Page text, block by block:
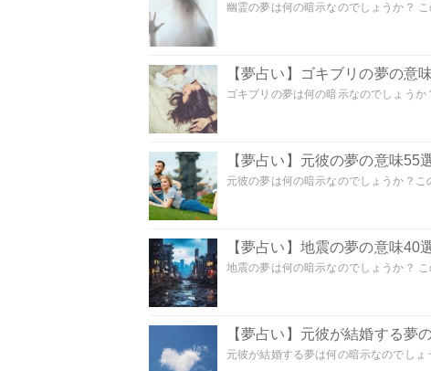
幽霊の夢は何の暗示なのでしょうか？
【夢占い】ゴキブリの夢の意
ゴキブリの夢は何の暗示なのでしょう
【夢占い】元彼の夢の意味55
元彼の夢は何の暗示なのでしょうか？
【夢占い】地震の夢の意味40
地震の夢は何の暗示なのでしょうか？
【夢占い】元彼が結婚する夢
元彼が結婚する夢は何の暗示なのでし